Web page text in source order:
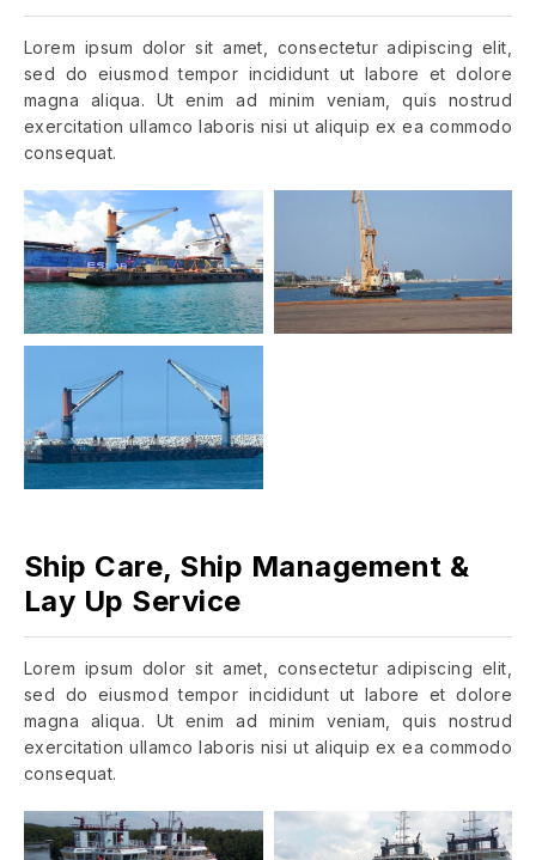
Lorem ipsum dolor sit amet, consectetur adipiscing elit,
sed do eiusmod tempor incididunt ut labore et dolore
magna aliqua. Ut enim ad minim veniam, quis nostrud
exercitation ullamco laboris nisi ut aliquip ex ea commodo
consequat.
Ship Care, Ship Management &
Lay Up Service
Lorem ipsum dolor sit amet, consectetur adipiscing elit,
sed do eiusmod tempor incididunt ut labore et dolore
magna aliqua. Ut enim ad minim veniam, quis nostrud
exercitation ullamco laboris nisi ut aliquip ex ea commodo
consequat.